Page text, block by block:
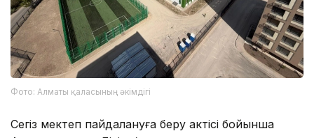
Фото: Алматы қаласының әкімдігі
Сегіз мектеп пайдалануға беру актісі бойынша